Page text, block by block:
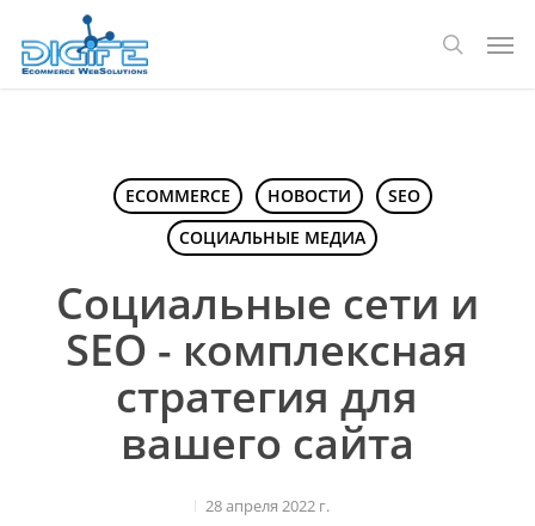
основному
поиск
ECOMMERCE НОВОСТИ
SEO
СОЦИАЛЬНЫЕ МЕДИА
Социальные сети и
SEO - комплексная
стратегия для
вашего сайта
28 апреля 2022 г.